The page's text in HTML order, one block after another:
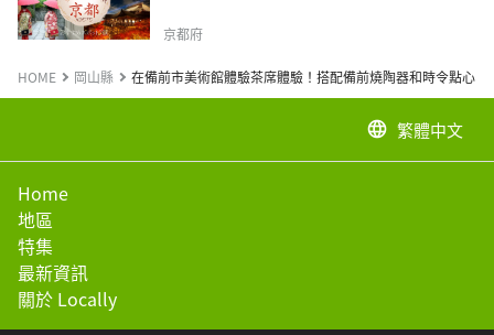
京都府
HOME 岡山縣 在備前市美術館體驗茶席體驗！搭配備前燒陶器和時令點心
language 繁體中文
Home
地區
特集
最新資訊
關於 Locally